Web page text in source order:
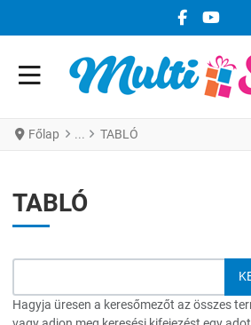
FACEBOOK
Főlap TABLÓ
TABLÓ
Hagyja üresen a keresőmezőt az összes